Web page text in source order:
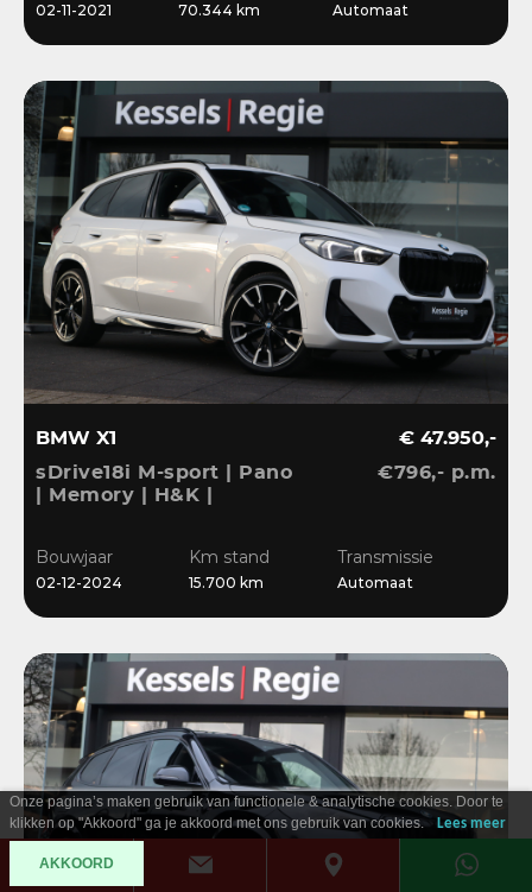
02-11-2021 70.344 km Automaat
BMW X1
sDrive18i M-sport | Pano
| Memory | H&K |
€ 47.950,-
€796,- p.m.
Bouwjaar
02-12-2024
Km stand
15.700 km
Transmissie
Automaat
Onze pagina’s maken gebruik van functionele & analytische cookies. Door te
klikken op "Akkoord" ga je akkoord met ons gebruik van cookies.
Lees meer
AKKOORD